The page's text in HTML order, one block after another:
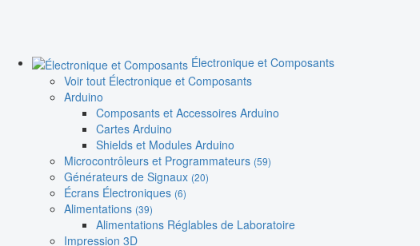
Électronique et Composants
Voir tout Électronique et Composants
Arduino
Composants et Accessoires Arduino
Cartes Arduino
Shields et Modules Arduino
Microcontrôleurs et Programmateurs (59)
Générateurs de Signaux (20)
Écrans Électroniques (6)
Alimentations (39)
Alimentations Réglables de Laboratoire
Impression 3D